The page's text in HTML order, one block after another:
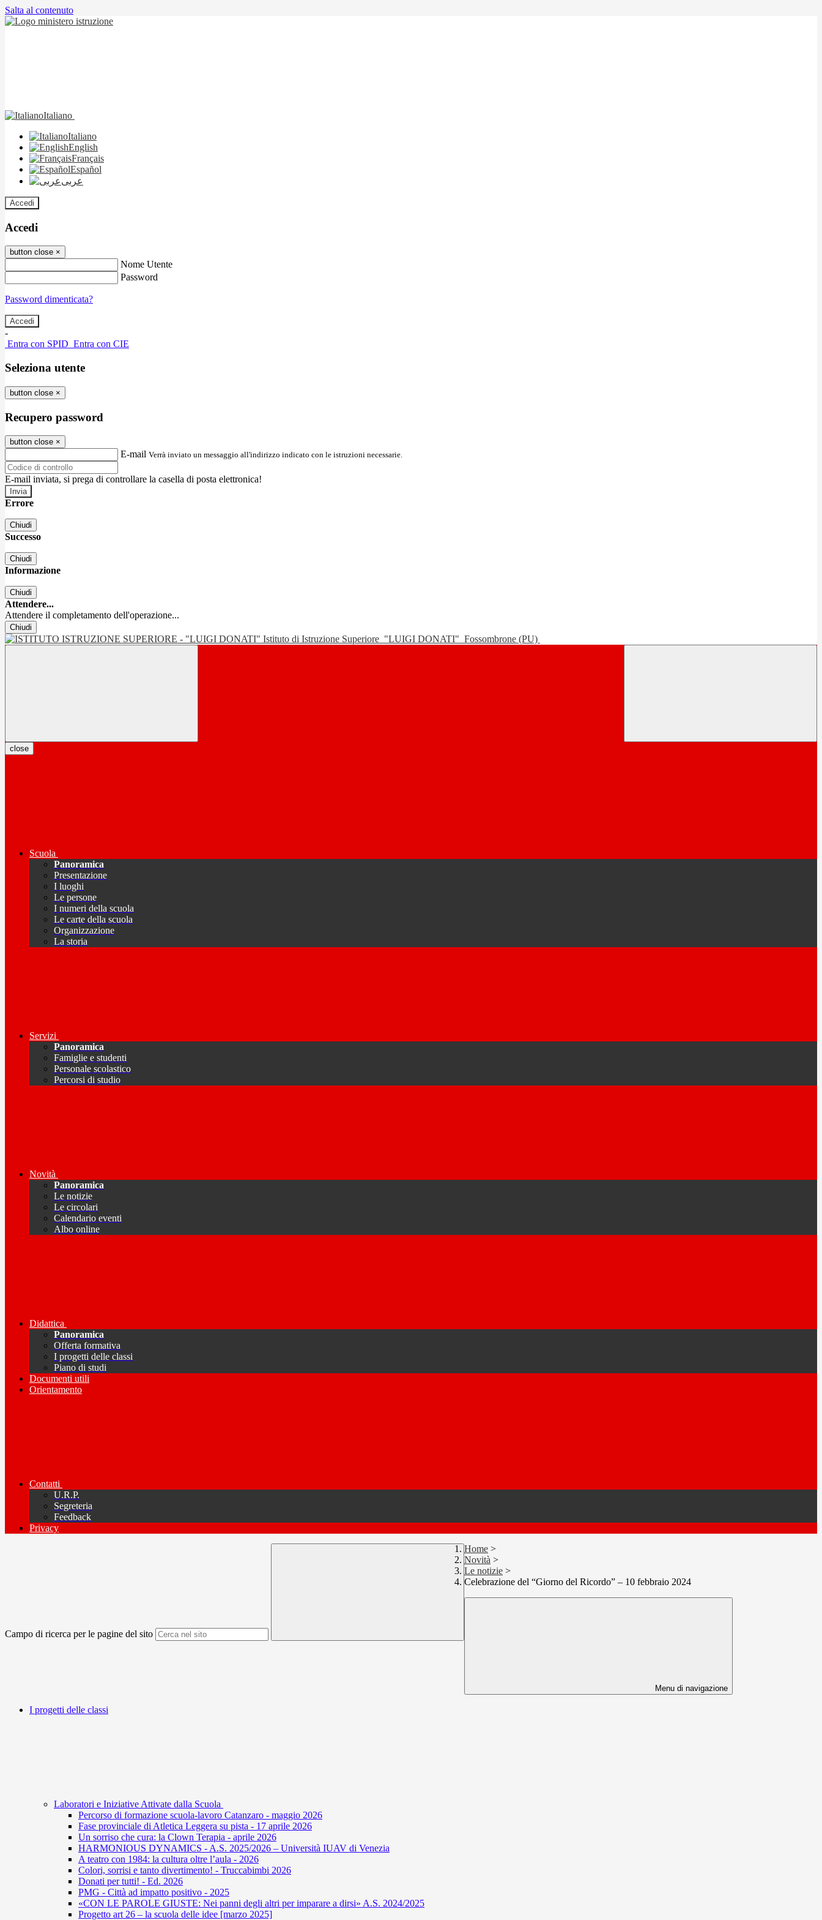
Salta al contenuto
Italiano
Italiano
English
Français
Español
عربى
Accedi
Accedi
button close ×
Nome Utente
Password
Password dimenticata?
-
Entra con SPID Entra con CIE
Seleziona utente
button close ×
Recupero password
button close ×
E-mail Verrà inviato un messaggio all'indirizzo indicato con le istruzioni necessarie.
E-mail inviata, si prega di controllare la casella di posta elettronica!
Errore
Chiudi
Successo
Chiudi
Informazione
Chiudi
Attendere...
Attendere il completamento dell'operazione...
Chiudi
Istituto di Istruzione Superiore "LUIGI DONATI" Fossombrone (PU)
close
Scuola
Panoramica
Presentazione
I luoghi
Le persone
I numeri della scuola
Le carte della scuola
Organizzazione
La storia
Servizi
Panoramica
Famiglie e studenti
Personale scolastico
Percorsi di studio
Novità
Panoramica
Le notizie
Le circolari
Calendario eventi
Albo online
Didattica
Panoramica
Offerta formativa
I progetti delle classi
Piano di studi
Documenti utili
Orientamento
Contatti
U.R.P.
Segreteria
Feedback
Privacy
Campo di ricerca per le pagine del sito
Home >
Novità >
Le notizie >
Celebrazione del “Giorno del Ricordo” – 10 febbraio 2024
Menu di navigazione
I progetti delle classi
Laboratori e Iniziative Attivate dalla Scuola
Percorso di formazione scuola-lavoro Catanzaro - maggio 2026
Fase provinciale di Atletica Leggera su pista - 17 aprile 2026
Un sorriso che cura: la Clown Terapia - aprile 2026
HARMONIOUS DYNAMICS - A.S. 2025/2026 – Università IUAV di Venezia
A teatro con 1984: la cultura oltre l’aula - 2026
Colori, sorrisi e tanto divertimento! - Truccabimbi 2026
Donati per tutti! - Ed. 2026
PMG - Città ad impatto positivo - 2025
«CON LE PAROLE GIUSTE: Nei panni degli altri per imparare a dirsi» A.S. 2024/2025
Progetto art 26 – la scuola delle idee [marzo 2025]